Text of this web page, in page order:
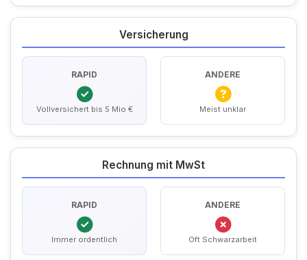
Versicherung
RAPID
Vollversichert bis 5 Mio €
ANDERE
Meist unklar
Rechnung mit MwSt
RAPID
Immer ordentlich
ANDERE
Oft Schwarzarbeit